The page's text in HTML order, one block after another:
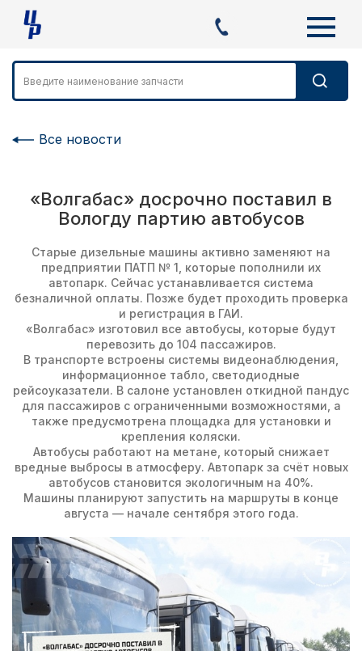
Все новости
«Волгабас» досрочно поставил в
Вологду партию автобусов
Старые дизельные машины активно заменяют на
предприятии ПАТП № 1, которые пополнили их
автопарк. Сейчас устанавливается система
безналичной оплаты. Позже будет проходить проверка
и регистрация в ГАИ.
«Волгабас» изготовил все автобусы, которые будут
перевозить до 104 пассажиров.
В транспорте встроены системы видеонаблюдения,
информационное табло, светодиодные
рейсоуказатели. В салоне установлен откидной пандус
для пассажиров с ограниченными возможностями, а
также предусмотрена площадка для установки и
крепления коляски.
Автобусы работают на метане, который снижает
вредные выбросы в атмосферу. Автопарк за счёт новых
автобусов становится экологичным на 40%.
Машины планируют запустить на маршруты в конце
августа — начале сентября этого года.